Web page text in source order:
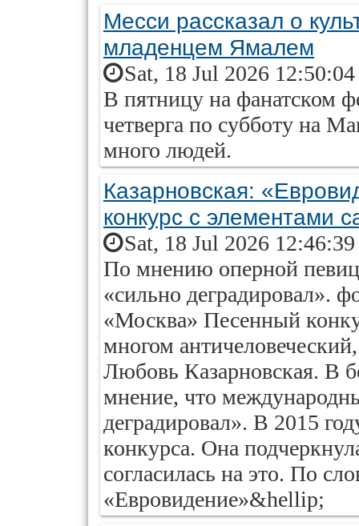
Месси рассказал о
младенцем Ямалем
Sat, 18 Jul 2026
В пятницу на фанатском
четверга по субботу на
много людей.
Казарновская:
конкурс с элементами
Sat, 18 Jul 2026
По мнению оперной
«сильно деградировал».
«Москва» Песенный
многом
Любовь Казарновская. В
мнение, что
деградировал». В 2015
конкурса. Она
согласилась на это. По
«Евровидение»&hellip;